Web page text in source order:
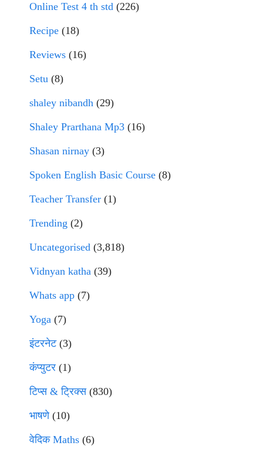
Online Test 4 th std (226)
Recipe (18)
Reviews (16)
Setu (8)
shaley nibandh (29)
Shaley Prarthana Mp3 (16)
Shasan nirnay (3)
Spoken English Basic Course (8)
Teacher Transfer (1)
Trending (2)
Uncategorised (3,818)
Vidnyan katha (39)
Whats app (7)
Yoga (7)
इंटरनेट(3)
कंप्युटर (1)
टिप्स & ट्रिक्स(830)
भाषणे(10)
वेदिक Maths (6)